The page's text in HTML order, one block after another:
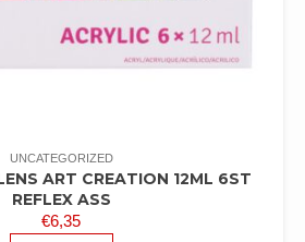
UNCATEGORIZED
ART CREATION 12ML 6ST
REFLEX ASS
€6,35